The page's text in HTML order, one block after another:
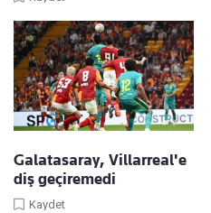
Galatasaray, Villarreal'e
diş geçiremedi
Kaydet